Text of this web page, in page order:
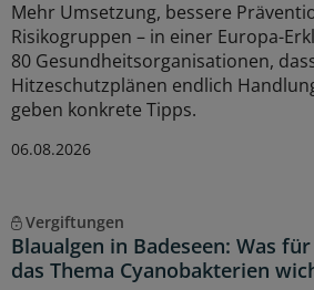
Mehr Umsetzung, bessere
Risikogruppen – in einer Europa-
80 Gesundheitsorganisationen,
Hitzeschutzplänen endlich
geben konkrete Tipps.
06.08.2026
Vergiftungen
Blaualgen in Badeseen: Was
das Thema Cyanobakterien